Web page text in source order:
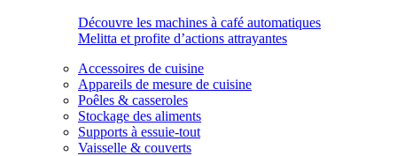
Découvre les machines à café automatiques
Melitta et profite d’actions attrayantes
Accessoires de cuisine
Appareils de mesure de cuisine
Poêles & casseroles
Stockage des aliments
Supports à essuie-tout
Vaisselle & couverts